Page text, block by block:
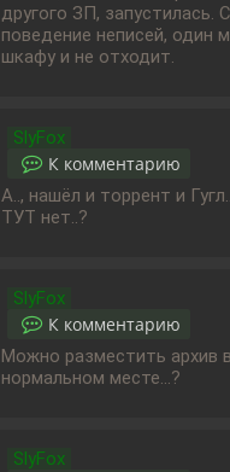
другого ЗП, запустилась.
поведение неписей, один
шкафу и не отходит.
SlyFox
К комментарию
А.., нашёл и торрент и
ТУТ нет..?
SlyFox
К комментарию
Можно разместить архив в
нормальном месте...?
SlyFox